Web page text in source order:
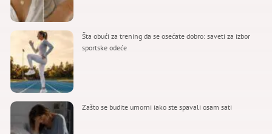
Šta obući za trening da se osećate dobro: saveti za izbor
sportske odeće
Zašto se budite umorni iako ste spavali osam sati